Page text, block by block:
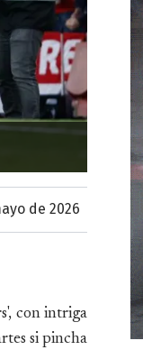
de 2026
con intriga
si pincha